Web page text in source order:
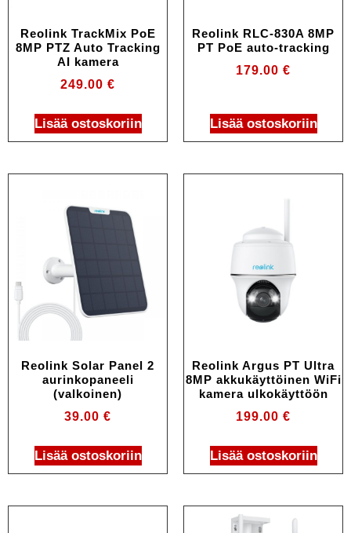
Reolink TrackMix PoE
8MP PTZ Auto Tracking
AI kamera
249.00 €
Lisää ostoskoriin
Reolink RLC-830A 8MP
PT PoE auto-tracking
179.00 €
Lisää ostoskoriin
Reolink Solar Panel 2
aurinkopaneeli
(valkoinen)
39.00 €
Lisää ostoskoriin
Reolink Argus PT Ultra
8MP akkukäyttöinen WiFi
kamera ulkokäyttöön
199.00 €
Lisää ostoskoriin